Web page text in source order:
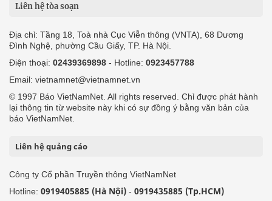
Liên hệ tòa soạn
Địa chỉ: Tầng 18, Toà nhà Cục Viễn thông (VNTA), 68 Dương
Đình Nghệ, phường Cầu Giấy, TP. Hà Nội.
Điện thoại: 02439369898 - Hotline: 0923457788
Email: vietnamnet@vietnamnet.vn
© 1997 Báo VietNamNet. All rights reserved. Chỉ được phát hành
lại thông tin từ website này khi có sự đồng ý bằng văn bản của
báo VietNamNet.
Liên hệ quảng cáo
Công ty Cổ phần Truyền thông VietNamNet
Hotline: 0919405885 (Hà Nội) - 0919435885 (Tp.HCM)